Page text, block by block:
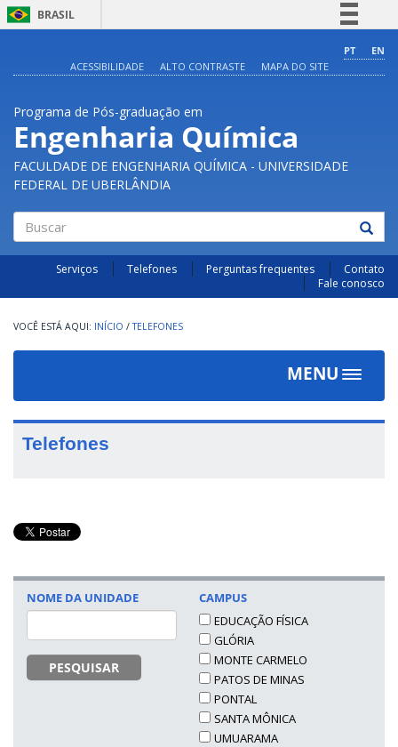
BRASIL
Comunica BR
Acesso à informação
Legislação
PT
EN
ACESSIBILIDADE
ALTO CONTRASTE MAPA DO SITE
Programa de Pós-graduação em
Engenharia Química
FACULDADE DE ENGENHARIA QUÍMICA - UNIVERSIDADE
FEDERAL DE UBERLÂNDIA
Buscar
Serviços Telefones Perguntas frequentes
Contato
Fale conosco
INÍCIO / TELEFONES
MENU
Toggle
Telefones
NOME DA UNIDADE
PESQUISAR
CAMPUS
EDUCAÇÃO FÍSICA
GLÓRIA
MONTE CARMELO
PATOS DE MINAS
PONTAL
SANTA MÔNICA
UMUARAMA